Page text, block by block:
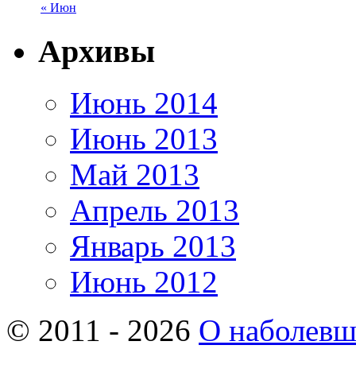
« Июн
Архивы
Июнь 2014
Июнь 2013
Май 2013
Апрель 2013
Январь 2013
Июнь 2012
© 2011 - 2026 О